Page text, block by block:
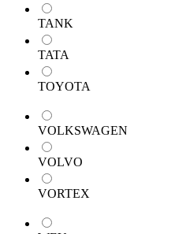
TANK
TATA
TOYOTA
VOLKSWAGEN
VOLVO
VORTEX